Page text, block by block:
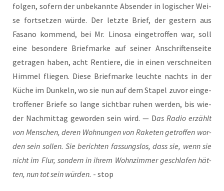
fol­gen, sofern der unbe­kann­te Absen­der in logi­scher Wei­
se fort­set­zen wür­de. Der letz­te Brief, der ges­tern aus
Fasa­no kom­mend, bei Mr. Lino­sa ein­ge­trof­fen war, soll
eine beson­de­re Brief­mar­ke auf sei­ner Anschrif­ten­sei­te
getra­gen haben, acht Ren­tie­re, die in einen ver­schnei­ten
Him­mel flie­gen. Die­se Brief­mar­ke leuch­te nachts in der
Küche im Dun­keln, wo sie nun auf dem Sta­pel zuvor ein­ge­
trof­fe­ner Brie­fe so lan­ge sicht­bar ruhen wer­den, bis wie­
der Nach­mit­tag gewor­den sein wird. — Das Radio erzählt
von Men­schen, deren Woh­nun­gen von Rake­ten getrof­fen wor­
den sein sol­len. Sie berich­ten fas­sungs­los, dass sie, wenn sie
nicht im Flur, son­dern in ihrem Wohn­zim­mer geschla­fen hät­
ten, nun tot sein wür­den. - stop